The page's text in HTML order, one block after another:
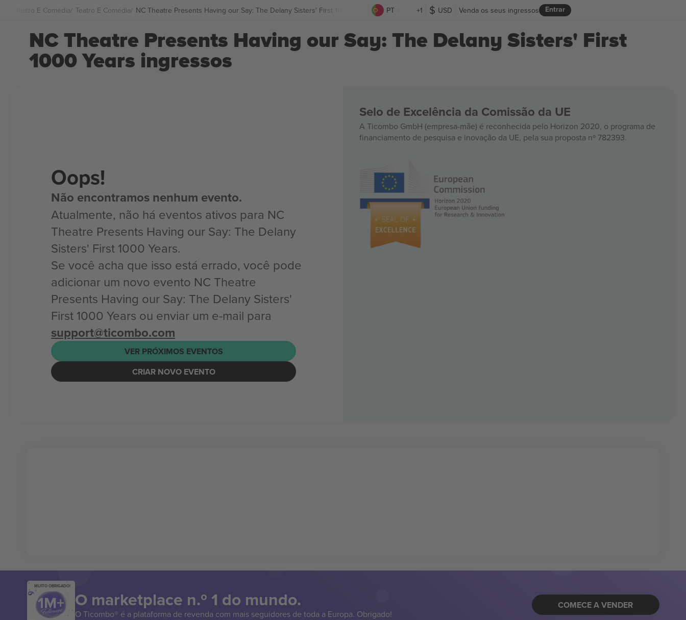
Teatro E Comédia Teatro E Comédia NC Theatre Presents Having our Say: The Delany Sisters' First 1000 Years Ingressos
PT +1 USD Entrar
Venda os seus ingressos
NC Theatre Presents Having our Say: The Delany Sisters' First
1000 Years ingressos
Oops!
Não encontramos nenhum evento.
Atualmente, não há eventos ativos para NC
Theatre Presents Having our Say: The Delany
Sisters' First 1000 Years.
Se você acha que isso está errado, você pode
adicionar um novo evento NC Theatre
Presents Having our Say: The Delany Sisters'
First 1000 Years ou enviar um e-mail para
support@ticombo.com
VER PRÓXIMOS EVENTOS
CRIAR NOVO EVENTO
Selo de Excelência da Comissão da UE
A Ticombo GmbH (empresa-mãe) é reconhecida pelo Horizon 2020, o programa de
financiamento de pesquisa e inovação da UE, pela sua proposta nº 782393.
MUITO OBRIGADO!
O marketplace n.º 1 do mundo.
O Ticombo® é a plataforma de revenda com mais seguidores de toda a Europa. Obrigado!
COMECE A VENDER